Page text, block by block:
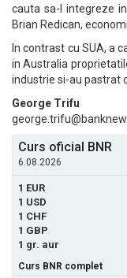
cauta sa-l integreze
Brian Redican,
In contrast cu SUA, a
in Australia
industrie si-au pastrat
George Trifu
Curs oficial BNR
6.08.2026
1 EUR
1 USD
1 CHF
1 GBP
1 gr. aur
Curs BNR complet